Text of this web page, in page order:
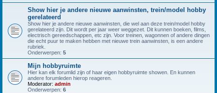
Show hier je andere nieuwe aanwinsten, trein/model hobby
gerelateerd
Show hier je andere nieuwe aanwinsten, die wel aan deze trein/model hobby
gerelateerd zijn. Dit wordt per jaar weer weggezet. Dit kunnen boeken, films,
electrisch gereedschappen, etc zijn. Voor treinen, wagonnen of andere dingen
die echt puur te maken hebben met nieuwe trein aanwinsten, is een andere
rubriek.
Onderwerpen: 5
Mijn hobbyruimte
Hier kan elk forumlid zijn of haar eigen hobbyruimte showen. En kunnen
andere forumleden hierop reageren.
Moderator: admin
Onderwerpen: 6